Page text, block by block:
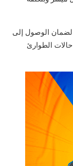
لضمان الوصول إلى
حالات الطوارئ